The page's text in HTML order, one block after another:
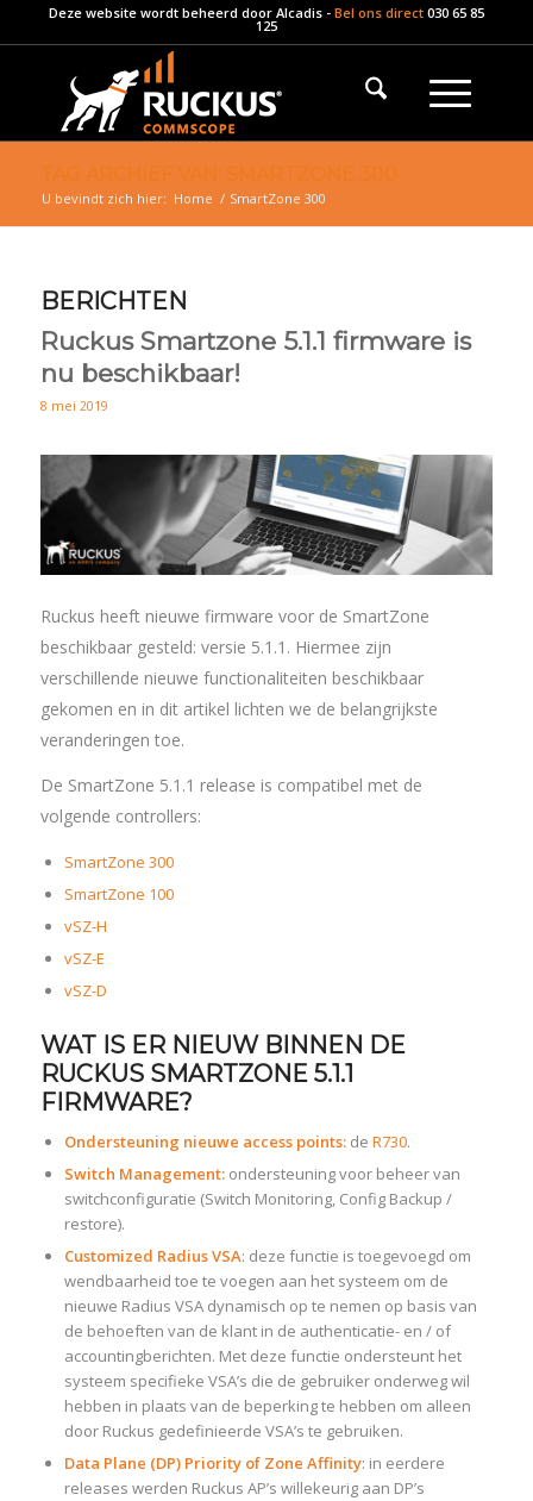
Deze website wordt beheerd door Alcadis- Bel ons direct 030 65 85
125
U bevindt zich hier: Home / SmartZone 300
BERICHTEN
Ruckus Smartzone 5.1.1 firmware is
nu beschikbaar!
8 mei 2019
Ruckus heeft nieuwe firmware voor de SmartZone
beschikbaar gesteld: versie 5.1.1. Hiermee zijn
verschillende nieuwe functionaliteiten beschikbaar
gekomen en in dit artikel lichten we de belangrijkste
veranderingen toe.
De SmartZone 5.1.1 release is compatibel met de
volgende controllers:
SmartZone 300
SmartZone 100
vSZ-H
vSZ-E
vSZ-D
WAT IS ER NIEUW BINNEN DE
RUCKUS SMARTZONE 5.1.1
FIRMWARE?
Ondersteuning nieuwe access points:de R730.
Switch Management:ondersteuning voor beheer van
switchconfiguratie (Switch Monitoring, Config Backup /
restore).
Customized Radius VSA: deze functie is toegevoegd om
wendbaarheid toe te voegen aan het systeem om de
nieuwe Radius VSA dynamisch op te nemen op basis van
de behoeften van de klant in de authenticatie- en / of
accountingberichten. Met deze functie ondersteunt het
systeem specifieke VSA’s die de gebruiker onderweg wil
hebben in plaats van de beperking te hebben om alleen
door Ruckus gedefinieerde VSA’s te gebruiken.
Data Plane (DP) Priority of Zone Affinity: in eerdere
releases werden Ruckus AP’s willekeurig aan DP’s